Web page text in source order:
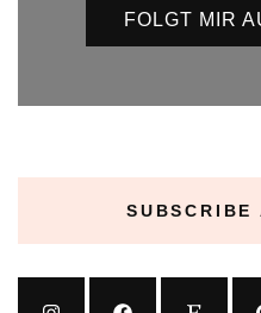
FOLGT MIR
SUBSCRIBE